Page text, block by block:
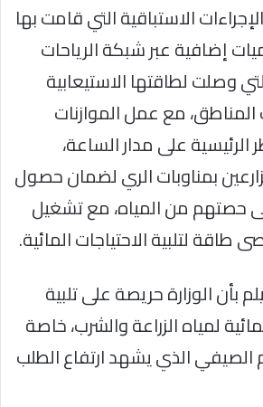
الاستباقية التي قامت بها
إضافية عبر شبكة الرياحات
وصلت لطاقتها الاستيعابية
مع عمل الموازنات
الرئيسية على مدار الساعة،
بمناوبات الري لضمان حصول
حصتهم من المياه، مع تشغيل
لتلبية الاحتياجات المائية.
بأن الوزارة حريصة على تلبية
لمياه الزراعة والشرب، خاصة
الصيفي الذي يشهد ارتفاع الطلب